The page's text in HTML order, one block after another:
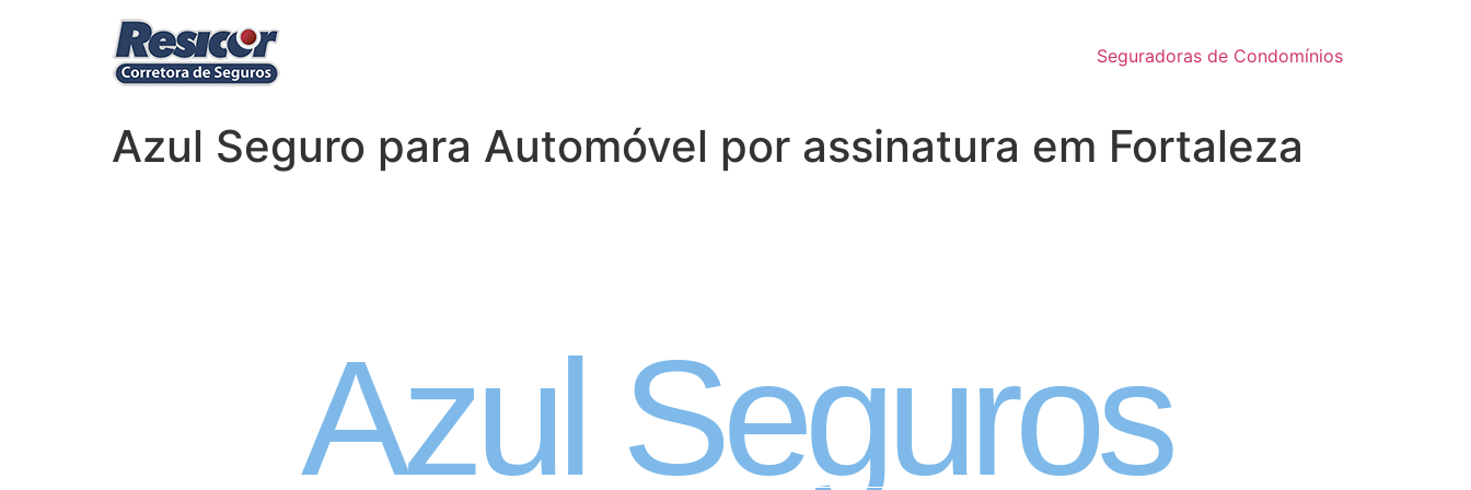
Seguradoras de Condomínios
Azul Seguro para Automóvel por assinatura em Fortaleza
Azul Seguros